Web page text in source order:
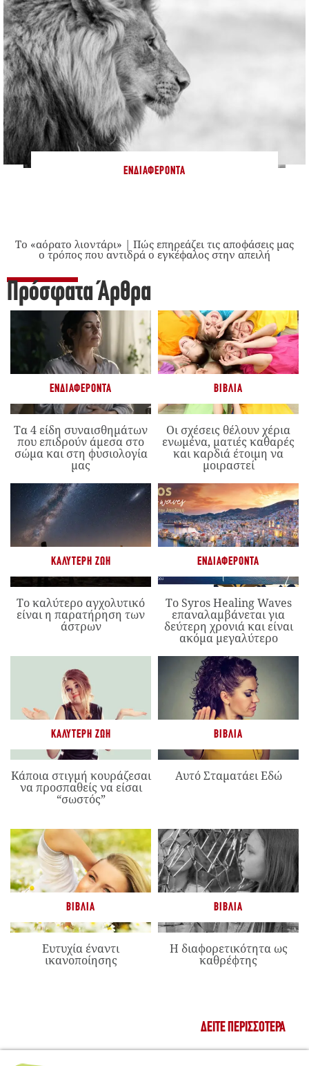
ΕΝΔΙΑΦΈΡΟΝΤΑ
Το «αόρατο λιοντάρι» | Πώς επηρεάζει τις αποφάσεις μας
ο τρόπος που αντιδρά ο εγκέφαλος στην απειλή
Πρόσφατα Άρθρα
ΕΝΔΙΑΦΈΡΟΝΤΑ
Τα 4 είδη συναισθημάτων
που επιδρούν άμεσα στο
σώμα και στη φυσιολογία
μας
ΒΙΒΛΊΑ
Οι σχέσεις θέλουν χέρια
ενωμένα, ματιές καθαρές
και καρδιά έτοιμη να
μοιραστεί
ΚΑΛΎΤΕΡΗ ΖΩΉ
Το καλύτερο αγχολυτικό
είναι η παρατήρηση των
άστρων
ΕΝΔΙΑΦΈΡΟΝΤΑ
Το Syros Healing Waves
επαναλαμβάνεται για
δεύτερη χρονιά και είναι
ακόμα μεγαλύτερο
ΚΑΛΎΤΕΡΗ ΖΩΉ
Κάποια στιγμή κουράζεσαι
να προσπαθείς να είσαι
“σωστός”
ΒΙΒΛΊΑ
Αυτό Σταματάει Εδώ
ΒΙΒΛΊΑ
Ευτυχία έναντι
ικανοποίησης
ΒΙΒΛΊΑ
Η διαφορετικότητα ως
καθρέφτης
ΔΕΊΤΕ ΠΕΡΙΣΣΌΤΕΡΑ